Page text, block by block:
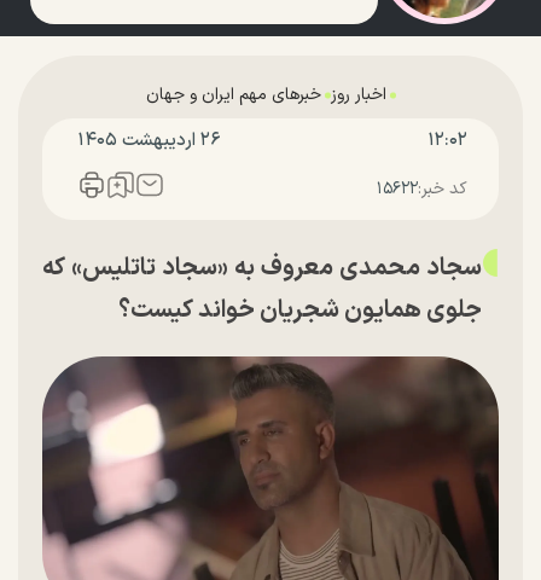
اخبار روز خبرهای مهم ایران و جهان
۱۲:۰۲ ۲۶ ارديبهشت ۱۴۰۵
کد خبر:۱۵۶۲۲
سجاد محمدی معروف به «سجاد تاتلیس» که
جلوی همایون شجریان خواند کیست؟